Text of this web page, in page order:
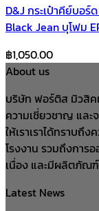
D&J กระเป๋าคีย์บอร์
Black Jean บุโฟม
฿1,050.00
About us
บริษัท ฟอร์ติส มิวสิค
ความเชี่ยวชาญ และ
ให้เราเราได้ทราบ
โรงงาน รวมถึงกา
เนื่อง และมีผลิตภัณ
Latest News